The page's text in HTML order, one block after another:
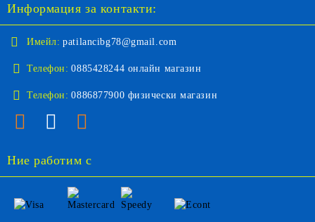
Информация за контакти:
Имейл: patilancibg78@gmail.com
Телефон: 0885428244 онлайн магазин
Телефон: 0886877900 физически магазин
Ние работим с